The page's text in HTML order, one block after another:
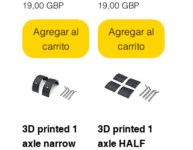
Precio
19,00 GBP
Agregar al
carrito
Precio
19,00 GBP
Agregar al
carrito
3D printed 1
axle narrow
3D printed 1
axle HALF